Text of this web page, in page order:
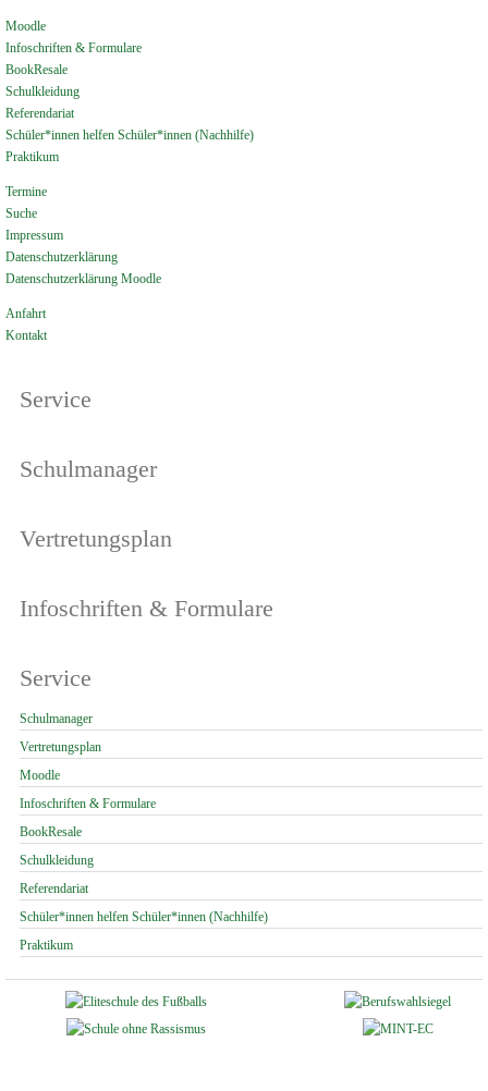
Moodle
Infoschriften & Formulare
BookResale
Schulkleidung
Referendariat
Schüler*innen helfen Schüler*innen (Nachhilfe)
Praktikum
Termine
Suche
Impressum
Datenschutzerklärung
Datenschutzerklärung Moodle
Anfahrt
Kontakt
Service
Schulmanager
Vertretungsplan
Infoschriften & Formulare
Service
Navigation
überspringen
Schulmanager
Vertretungsplan
Moodle
Infoschriften & Formulare
BookResale
Schulkleidung
Referendariat
Schüler*innen helfen Schüler*innen (Nachhilfe)
Praktikum